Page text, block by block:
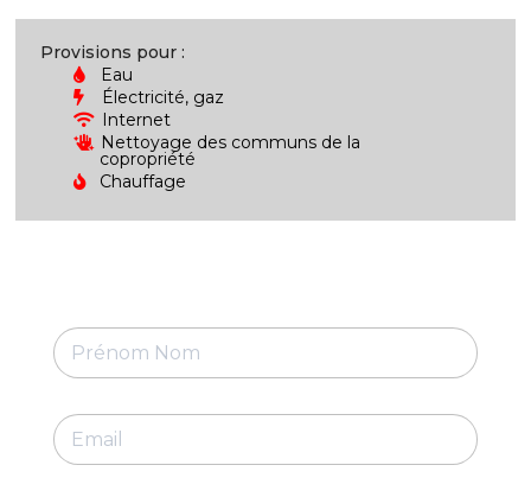
Provisions pour :
Eau
Électricité, gaz
Internet
Nettoyage des communs de la
copropriété
Chauffage
P
r
o
m
E
-
m